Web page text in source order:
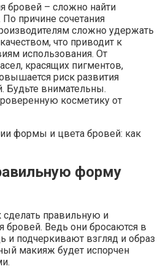
бровей – сложно найти
причине сочетания
сложно удержать
что приводит к
использования. От
красящих пигментов,
риск развития
Будьте внимательны.
косметику от
форму
сделать правильную и
Ведь они бросаются в
и подчеркивают взгляд и образ
макияж будет испорчен